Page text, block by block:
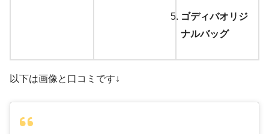
ゴディバオリジ
ナルバッグ
以下は画像と口コミです↓